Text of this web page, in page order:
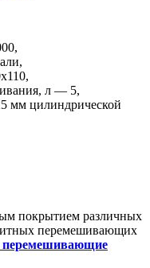
л — 5,
мм цилиндрической
покрытием различных
перемешивающих